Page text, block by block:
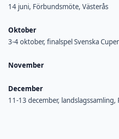
14 juni, Förbundsmöte, Västerås
Oktober
3-4 oktober, finalspel Svenska
November
December
11-13 december,